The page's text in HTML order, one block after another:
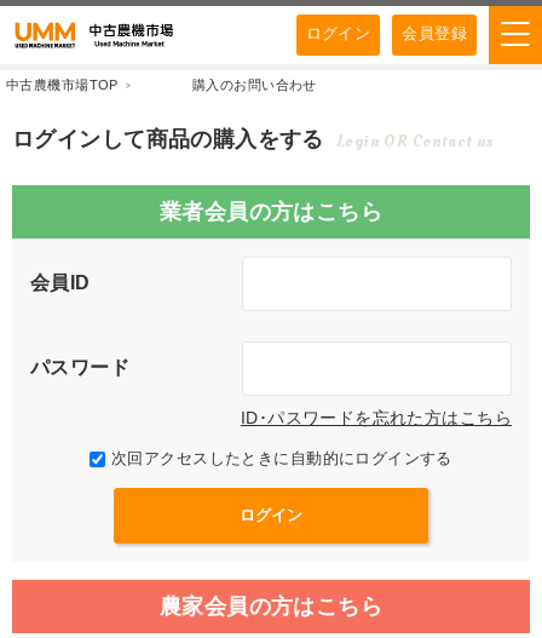
ログイン 会員登録
中古農機市場TOP 購入のお問い合わせ
ログインして商品の購入をする Login OR Contact us
業者会員の方はこちら
会員ID
パスワード
ID･パスワードを忘れた方はこちら
次回アクセスしたときに自動的にログインする
農家会員の方はこちら